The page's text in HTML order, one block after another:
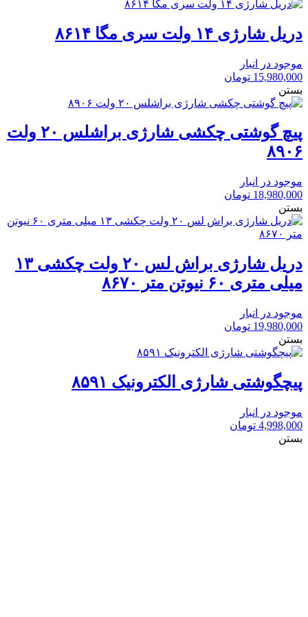
دریل شارژی ۱۴ ولت سری مگا ۸۶۱۴
موجود در انبار
15,980,000 تومان
بستن
پیچ گوشتی چکشی شارژی براشلس ۲۰ ولت
۸۹۰۶
موجود در انبار
18,980,000 تومان
بستن
دریل شارژی براش لس ۲۰ ولت چکشی ۱۳
میلی متری ۶۰ نیوتن متر ۸۶۷۰
موجود در انبار
19,980,000 تومان
بستن
پیچگوشتی شارژی الکترونیک ۸۵۹۱
موجود در انبار
4,998,000 تومان
بستن